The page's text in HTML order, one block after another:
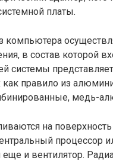
платы.
компьютера
в состав которой
системы
правило из
медь-
на
процессор
еще и вентилятор.